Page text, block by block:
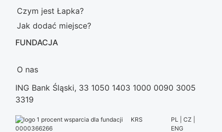
Czym jest Łapka?
Jak dodać miejsce?
FUNDACJA
O nas
ING Bank Śląski, 33 1050 1403 1000 0090 3005
3319
KRS
0000366266
PL | CZ |
ENG